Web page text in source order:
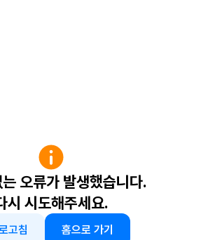
오류가 발생했습니다.
시 시도해주세요.
고침 홈으로 가기